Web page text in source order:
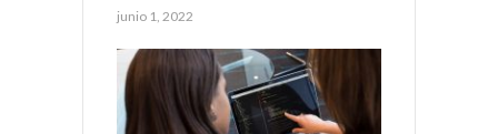
junio 1, 2022